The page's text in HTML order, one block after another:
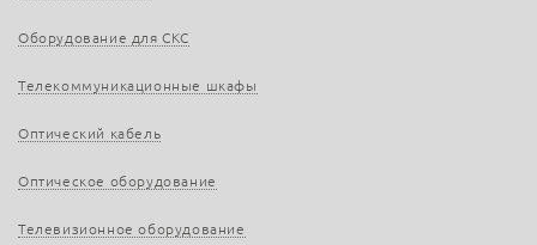
Оборудование для СКС
Телекоммуникационные шкафы
Оптический кабель
Оптическое оборудование
Телевизионное оборудование